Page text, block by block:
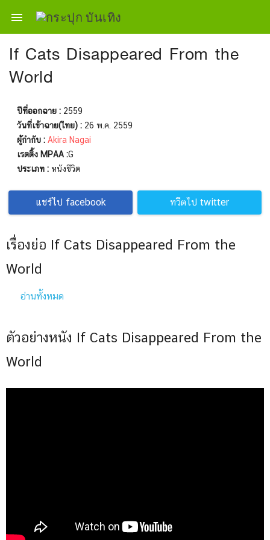

If Cats Disappeared From the
World
ปีที่ออกฉาย : 2559
วันที่เข้าฉาย(ไทย) : 26 พ.ค. 2559
ผู้กำกับ : Akira Nagai
เรตติ้ง MPAA :G
ประเภท : หนังชีวิต
แชร์ไป facebook ทวีตไป twitter
เรื่องย่อ If Cats Disappeared From the
World
อ่านทั้งหมด
ตัวอย่างหนัง If Cats Disappeared From the
World